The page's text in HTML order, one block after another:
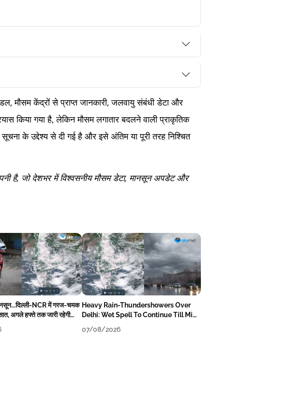
मौसम केंद्रों से प्राप्त जानकारी, जलवायु संबंधी डेटा और
किया गया है, लेकिन मौसम लगातार बदलने वाली प्राकृतिक
के उद्देश्य से दी गई है और इसे अंतिम या पूरी तरह निश्चित
है, जो देशभर में विश्वसनीय मौसम डेटा, मानसून अपडेट और
NCR में गरज-चमक
अगले हफ्ते तक जारी रहेगी
Heavy Rain-Thundershowers Over
Delhi: Wet Spell To Continue Till Mid-
Week Next
07/08/2026